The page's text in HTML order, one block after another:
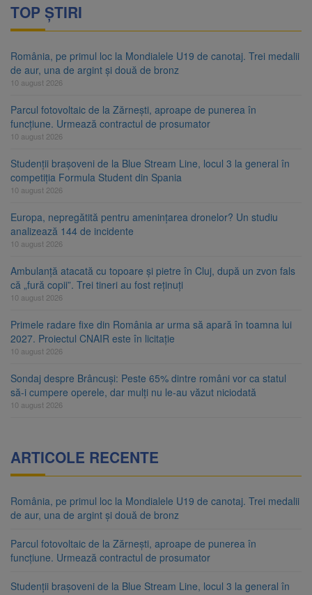
TOP ȘTIRI
România, pe primul loc la Mondialele U19 de canotaj. Trei medalii
de aur, una de argint și două de bronz
10 august 2026
Parcul fotovoltaic de la Zărnești, aproape de punerea în
funcțiune. Urmează contractul de prosumator
10 august 2026
Studenții brașoveni de la Blue Stream Line, locul 3 la general în
competiția Formula Student din Spania
10 august 2026
Europa, nepregătită pentru amenințarea dronelor? Un studiu
analizează 144 de incidente
10 august 2026
Ambulanță atacată cu topoare și pietre în Cluj, după un zvon fals
că „fură copii”. Trei tineri au fost reținuți
10 august 2026
Primele radare fixe din România ar urma să apară în toamna lui
2027. Proiectul CNAIR este în licitație
10 august 2026
Sondaj despre Brâncuși: Peste 65% dintre români vor ca statul
să-i cumpere operele, dar mulți nu le-au văzut niciodată
10 august 2026
ARTICOLE RECENTE
România, pe primul loc la Mondialele U19 de canotaj. Trei medalii
de aur, una de argint și două de bronz
Parcul fotovoltaic de la Zărnești, aproape de punerea în
funcțiune. Urmează contractul de prosumator
Studenții brașoveni de la Blue Stream Line, locul 3 la general în